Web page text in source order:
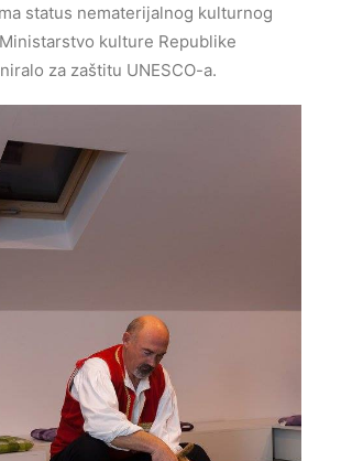
status nematerijalnog kulturnog
kulture Republike
za zaštitu UNESCO-a.